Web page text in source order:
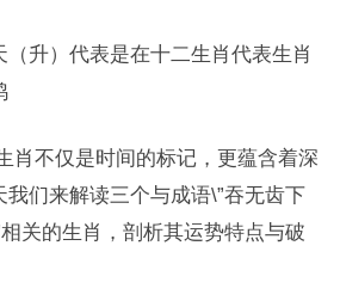
升）代表是在十二生肖代表生肖
肖不仅是时间的标记，更蕴含着深
们来解读三个与成语\”吞无齿下
关的生肖，剖析其运势特点与破